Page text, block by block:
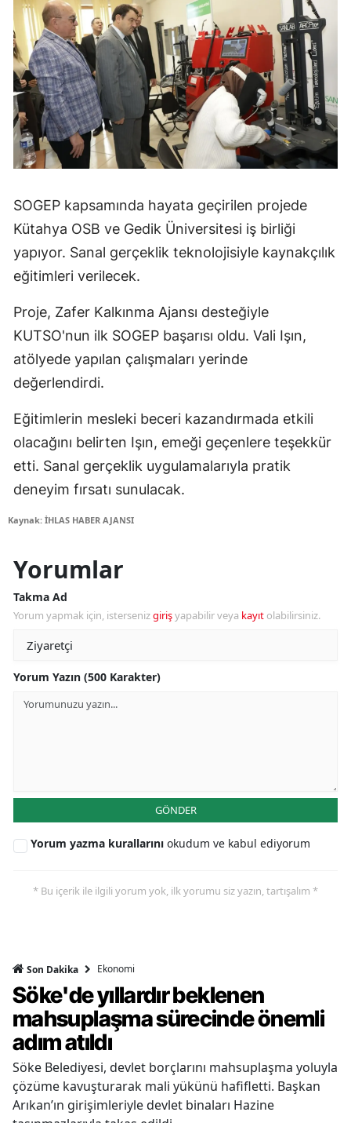
SOGEP kapsamında hayata geçirilen projede
Kütahya OSB ve Gedik Üniversitesi iş birliği
yapıyor. Sanal gerçeklik teknolojisiyle kaynakçılık
eğitimleri verilecek.
Proje, Zafer Kalkınma Ajansı desteğiyle
KUTSO'nun ilk SOGEP başarısı oldu. Vali Işın,
atölyede yapılan çalışmaları yerinde
değerlendirdi.
Eğitimlerin mesleki beceri kazandırmada etkili
olacağını belirten Işın, emeği geçenlere teşekkür
etti. Sanal gerçeklik uygulamalarıyla pratik
deneyim fırsatı sunulacak.
Kaynak: İHLAS HABER AJANSI
Yorumlar
Takma Ad
Yorum yapmak için, istersenizgirişyapabilir veya kayıt olabilirsiniz.
Yorum Yazın (500 Karakter)
GÖNDER
Yorum yazma kurallarını okudum ve kabul ediyorum
* Bu içerik ile ilgili yorum yok, ilk yorumu siz yazın, tartışalım *
Son Dakika Ekonomi
Söke'de yıllardır beklenen
mahsuplaşma sürecinde önemli
adım atıldı
Söke Belediyesi, devlet borçlarını mahsuplaşma yoluyla
çözüme kavuşturarak mali yükünü hafifletti. Başkan
Arıkan’ın girişimleriyle devlet binaları Hazine